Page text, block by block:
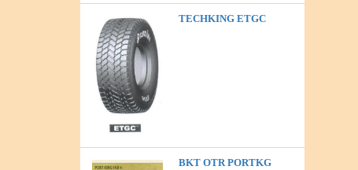
TECHKING ETGC
BKT OTR PORTKG